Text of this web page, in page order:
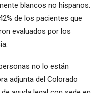
blancos no hispanos.
de los pacientes que
evaluados por los
no lo están
adjunta del Colorado